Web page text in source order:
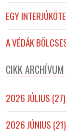
EGY
A VÉDÁK
CIKK ARCHÍVUM
2026 JÚLIUS (27)
2026 JÚNIUS (21)